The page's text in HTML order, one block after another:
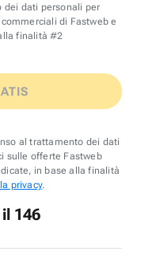
dei dati personali per
di Fastweb e
finalità #2
al trattamento dei dati
sulle offerte Fastweb
in base alla finalità
privacy.
146